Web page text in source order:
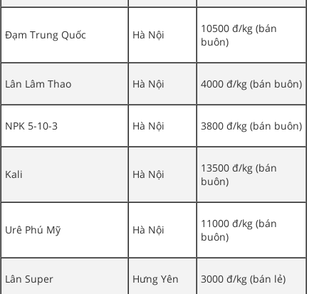
Đạm Trung Quốc Hà Nội
10500 đ/kg (bán
buôn)
Lân Lâm Thao Hà Nội 4000 đ/kg (bán buôn)
NPK 5-10-3 Hà Nội 3800 đ/kg (bán buôn)
Kali Hà Nội
13500 đ/kg (bán
buôn)
Urê Phú Mỹ Hà Nội
11000 đ/kg (bán
buôn)
Lân Super Hưng Yên 3000 đ/kg (bán lẻ)